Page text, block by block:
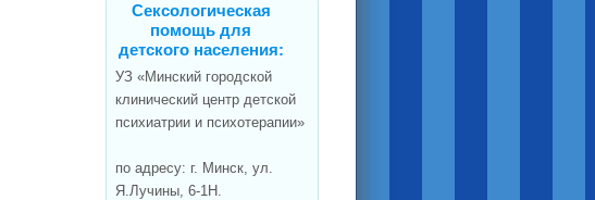
Сексологическая
помощь для
детского населения:
УЗ «Минский городской
клинический центр детской
психиатрии и психотерапии»
по адресу: г. Минск, ул.
Я.Лучины, 6-1Н.